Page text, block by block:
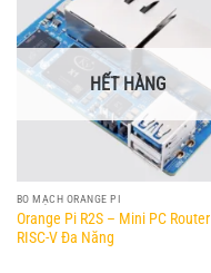
HẾT HÀNG
BO MẠCH ORANGE PI
Orange Pi R2S – Mini PC Router
RISC-V Đa Năng